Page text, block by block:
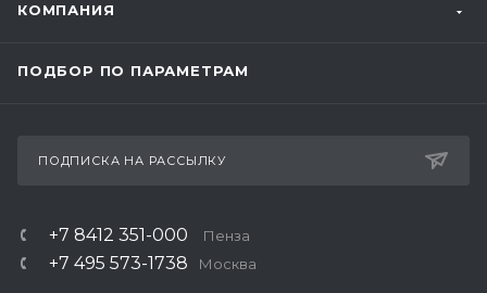
КОМПАНИЯ
ПОДБОР ПО ПАРАМЕТРАМ
ПОДПИСКА НА РАССЫЛКУ
+7 8412 351-000 Пенза
+7 495 573-1738 Москва